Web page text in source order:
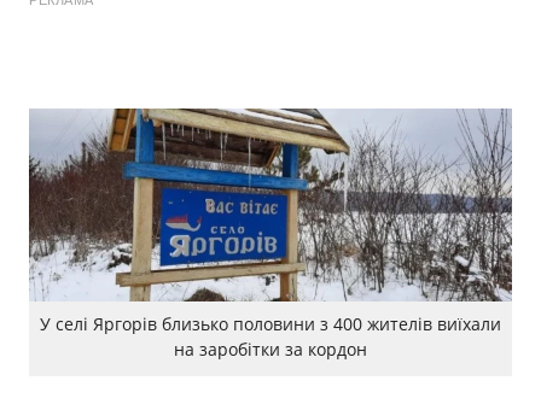
У селі Яргорів близько половини з 400 жителів виїхали
на заробітки за кордон